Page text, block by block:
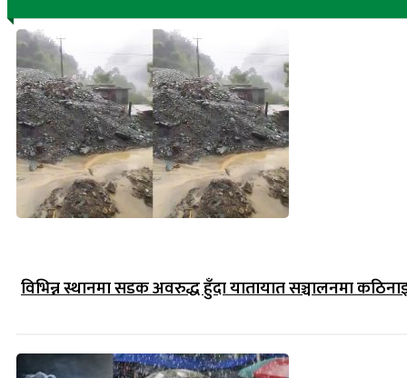
विभिन्न स्थानमा सडक अवरुद्ध हुँदा यातायात सञ्चालनमा